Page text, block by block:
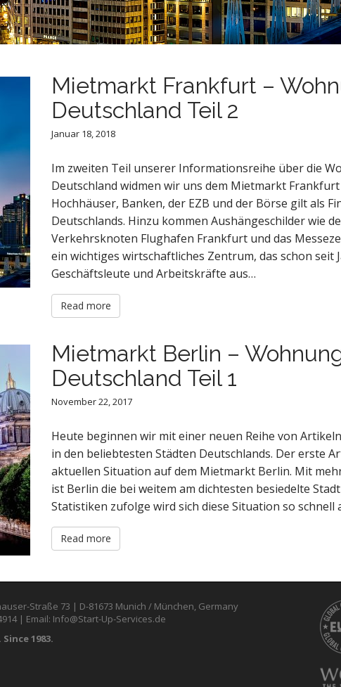
Mietmarkt Frankfurt –
Deutschland Teil 2
Januar 18, 2018
Im zweiten Teil unserer Informationsreihe über die
Deutschland widmen wir uns dem Mietmarkt
Hochhäuser, Banken, der EZB und der Börse gilt als
Deutschlands. Hinzu kommen Aushängeschilder wie
Verkehrsknoten Flughafen Frankfurt und das
ein wichtiges wirtschaftliches Zentrum, das schon seit
Geschäftsleute und Arbeitskräfte aus…
Read more
Mietmarkt Berlin –
Deutschland Teil 1
November 22, 2017
Heute beginnen wir mit einer neuen Reihe von
in den beliebtesten Städten Deutschlands. Der erste
aktuellen Situation auf dem Mietmarkt Berlin. Mit
ist Berlin die bei weitem am dichtesten besiedelte
Statistiken zufolge wird sich diese Situation so schnell
Read more
Straße 73 | D-81673 Munich / München, Germany
| Email: Info@Start-Up-Services.de
1983.